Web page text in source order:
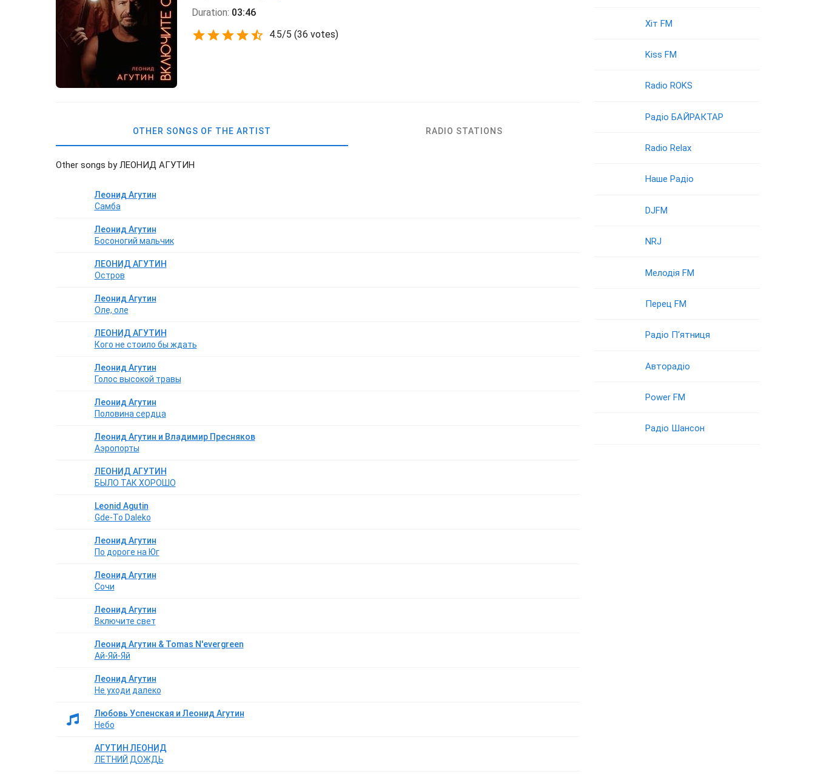
Duration: 03:46
4.5/5 (36 votes)
OTHER SONGS OF THE ARTIST RADIO STATIONS
Other songs by ЛЕОНИД АГУТИН
Леонид Агутин
Самба
Леонид Агутин
Босоногий мальчик
ЛЕОНИД АГУТИН
Остров
Леонид Агутин
Оле, оле
ЛЕОНИД АГУТИН
Кого не стоило бы ждать
Леонид Агутин
Голос высокой травы
Леонид Агутин
Половина сердца
Леонид Агутин и Владимир Пресняков
Аэропорты
ЛЕОНИД АГУТИН
БЫЛО ТАК ХОРОШО
Leonid Agutin
Gde-To Daleko
Леонид Агутин
По дороге на Юг
Леонид Агутин
Сочи
Леонид Агутин
Включите свет
Леонид Агутин & Tomas N'evergreen
Ай-Яй-Яй
Леонид Агутин
Не уходи далеко
Любовь Успенская и Леонид Агутин
Небо
АГУТИН ЛЕОНИД
ЛЕТНИЙ ДОЖДЬ
Хіт FM
Kiss FM
Radio ROKS
Радіо БАЙРАКТАР
Radio Relax
Наше Радіо
DJFM
NRJ
Мелодія FM
Перец FM
Радіо П‘ятниця
Авторадіо
Power FM
Радіо Шансон